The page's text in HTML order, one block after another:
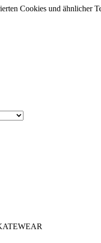
Cookies und ähnlicher